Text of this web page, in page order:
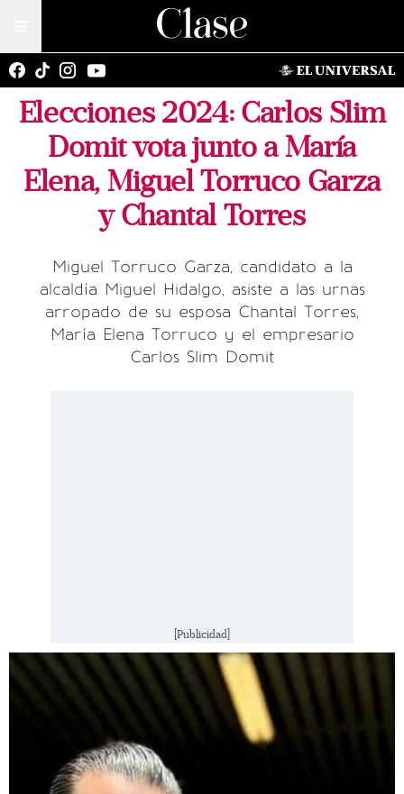
Elecciones 2024: Carlos Slim
Domit vota junto a María
Elena, Miguel Torruco Garza
y Chantal Torres
Miguel Torruco Garza, candidato a la
alcaldía Miguel Hidalgo, asiste a las urnas
arropado de su esposa Chantal Torres,
María Elena Torruco y el empresario
Carlos Slim Domit
[Publicidad]